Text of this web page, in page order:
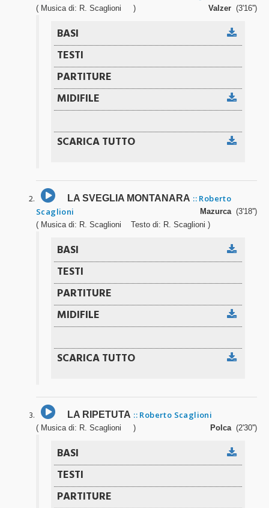
Valzer (3'16'')
( Musica di: R. Scaglioni )
LA SVEGLIA MONTANARA :: Roberto
Scaglioni
Mazurca(3'18'')
( Musica di: R. Scaglioni Testo di: R. Scaglioni )
LA RIPETUTA :: Roberto Scaglioni
Polca(2'30'')
( Musica di: R. Scaglioni )